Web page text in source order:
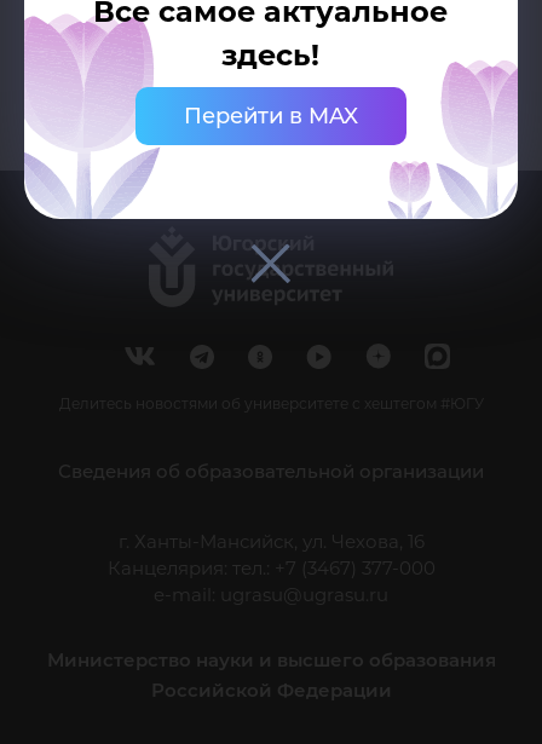
Все самое актуальное
здесь!
Перейти в MAX
Делитесь новостями об университете с хештегом #ЮГУ
Сведения об образовательной организации
г. Ханты-Мансийск, ул. Чехова, 16
Канцелярия: тел.: +7 (3467) 377-000
e-mail:
ugrasu@ugrasu.ru
Министерство науки и высшего образования
Российской Федерации